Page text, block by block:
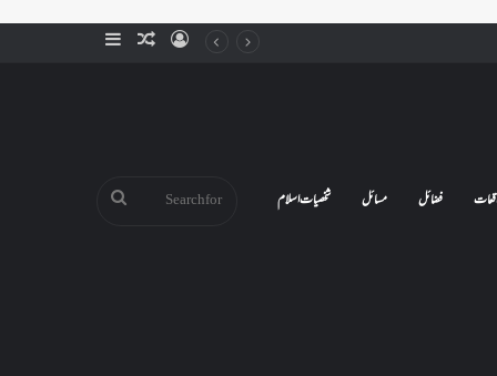
SidebarRandomLog
فضائل مسائل شخصیات اسلام Search